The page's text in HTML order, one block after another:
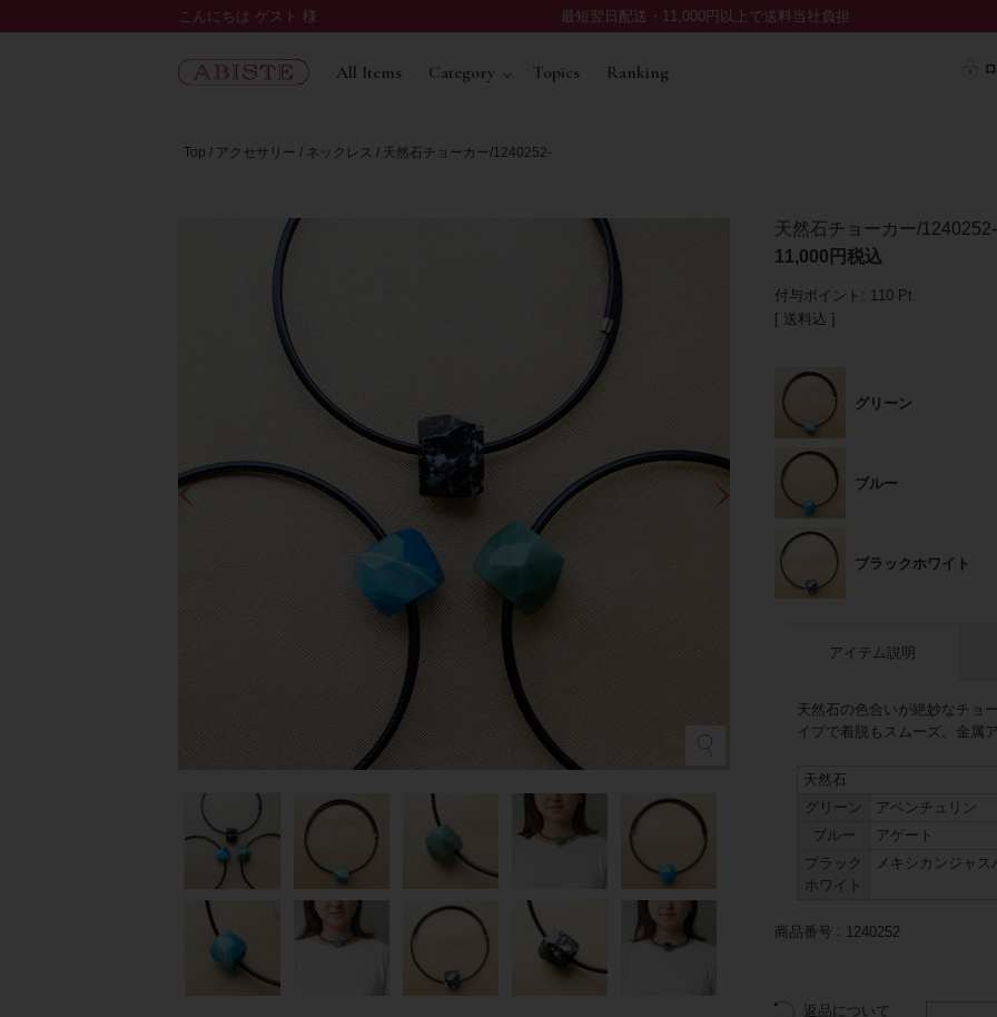
こんにちは ゲスト 様 最短翌日配送・11,000円以上で送料当社負担
All Items Category Topics Ranking
Top アクセサリー ネックレス 天然石チョーカー/1240252-
天然石チョーカー/1240252-
11,000
税込
付与ポイント: 110 Pt.
送料込
グリーン
ブルー
ブラックホワイト
アイテム説明
天然石の色合いが絶妙なチョ
イプで着脱もスムーズ。金属
天然石
グリーン
アベンチュリン
ブルー
アゲート
ブラック
ホワイト
メキシカンジャス
商品番号 1240252
返品について